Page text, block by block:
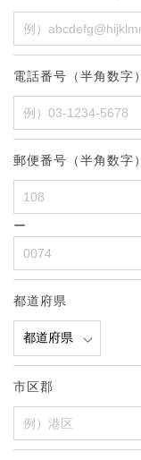
電話番号（半角数字）
郵便番号（半角数字）
都道府県
市区郡